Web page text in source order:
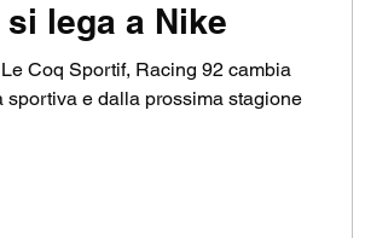
CUPlega a Nike
Coq Sportif, Racing 92 cambia
sportiva e dalla prossima stagione